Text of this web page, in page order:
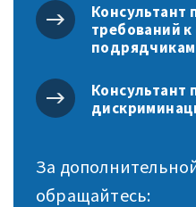
требований
подрядчикам
Консультант
За
обращайтесь: